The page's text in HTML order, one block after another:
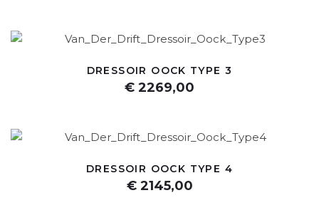
DRESSOIR OOCK TYPE 3
€ 2269,00
DRESSOIR OOCK TYPE 4
€ 2145,00